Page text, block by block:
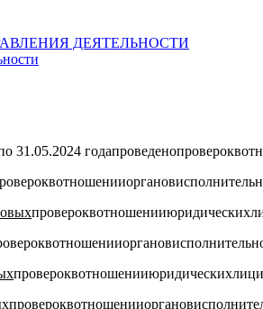
ДЕЯТЕЛЬНОСТИ
31.05.2024 годапроведенопроверокв
вотношенииорганов
провероквотношенииюридических
вотношенииорганов
провероквотношенииюридическихлици
провероквотношенииорганов